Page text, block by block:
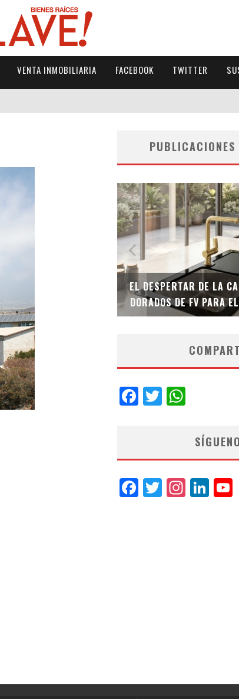
VENTA INMOBILIARIA FACEBOOK TWITTER
PUBLICACIONES
– XI CONVENCIÓN
EL DESPERTAR DE LA
DORADOS DE FV PARA
Facebook
Twitter
Facebook
Twitter